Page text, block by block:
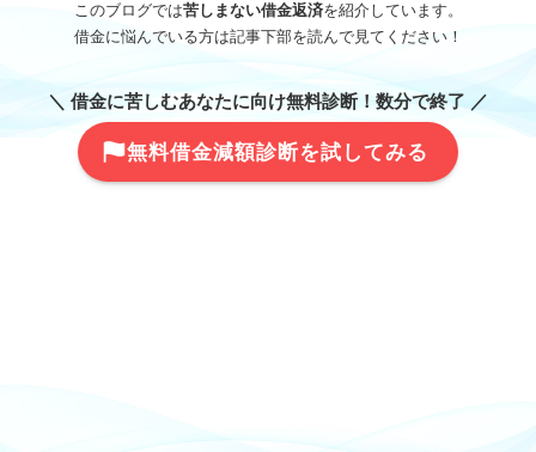
このブログでは苦しまない借金返済を紹介しています。
借金に悩んでいる方は記事下部を読んで見てください！
＼ 借金に苦しむあなたに向け無料診断！数分で終了 ／
無料借金減額診断を試してみる